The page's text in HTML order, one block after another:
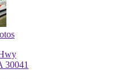
30041